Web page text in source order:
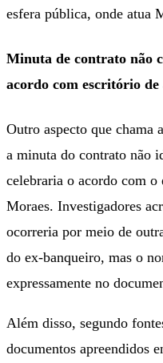
esfera pública, onde atua
Minuta de contrato não
acordo com escritório de
Outro aspecto que chama
a minuta do contrato não
celebraria o acordo com
Moraes. Investigadores
ocorreria por meio de
do ex-banqueiro, mas o
expressamente no
Além disso, segundo
documentos apreendidos